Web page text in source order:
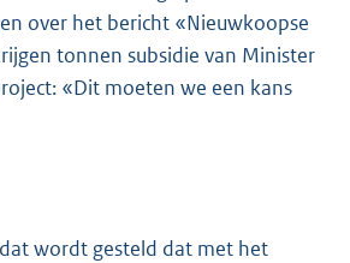
over het bericht «Nieuwkoopse
tonnen subsidie van Minister
«Dit moeten we een kans
wordt gesteld dat met het